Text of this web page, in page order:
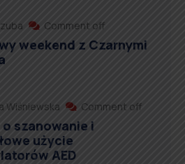
Comment off
weekend z Czarnymi
Wiśniewska Comment off
szanowanie i
użycie
AED